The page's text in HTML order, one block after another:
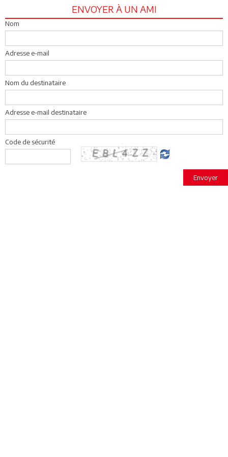
ENVOYER À UN AMI
Nom
Adresse e-mail
Nom du destinataire
Adresse e-mail destinataire
Code de sécurité
Envoyer